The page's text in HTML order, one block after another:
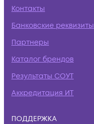
Контакты
Банковские реквизиты
Партнеры
Каталог брендов
Результаты СОУТ
Аккредитация ИТ
ПОДДЕРЖКА